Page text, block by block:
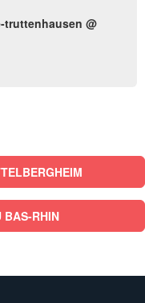
truttenhausen @
BAS-RHIN